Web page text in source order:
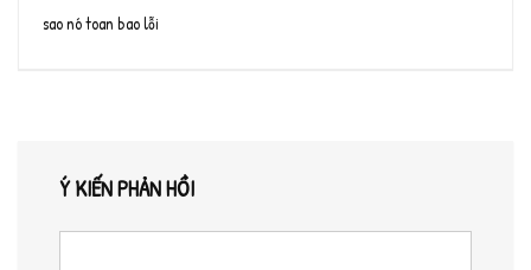
sao nó toan bao lỗi
Ý KIẾN PHẢN HỒI